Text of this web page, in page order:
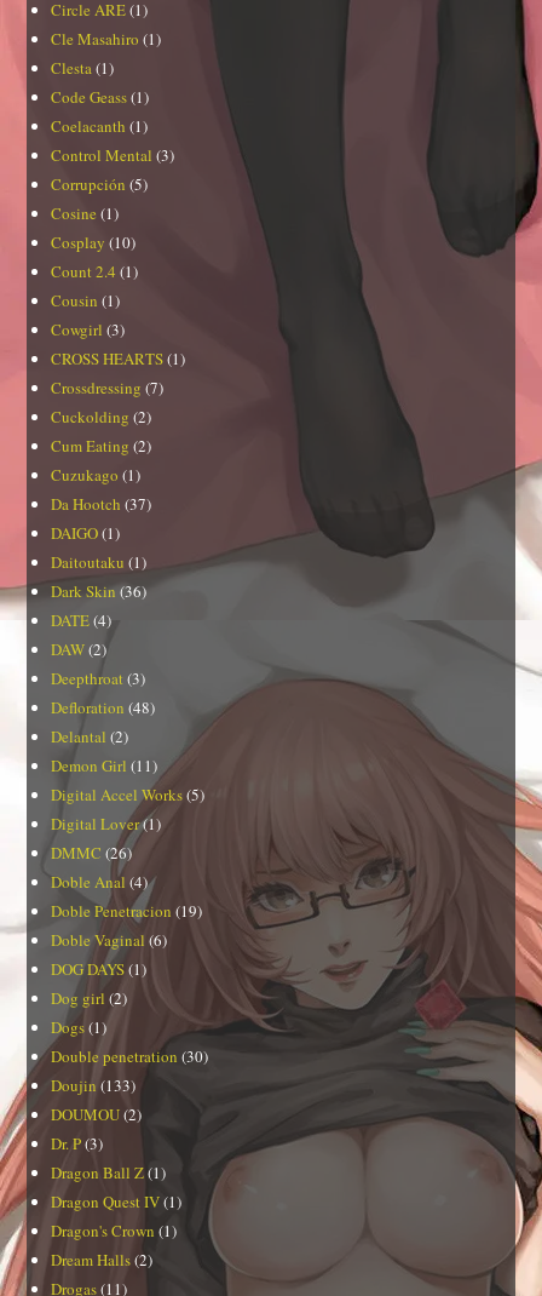
Circle ARE(1)
Cle Masahiro (1)
Clesta(1)
Code Geass(1)
Coelacanth (1)
Control Mental (3)
Corrupción (5)
Cosine (1)
Cosplay (10)
Count 2.4 (1)
Cousin (1)
Cowgirl (3)
CROSS HEARTS(1)
Crossdressing (7)
Cuckolding (2)
Cum Eating (2)
Cuzukago (1)
Da Hootch (37)
DAIGO(1)
Daitoutaku (1)
Dark Skin(36)
DATE(4)
DAW(2)
Deepthroat (3)
Defloration (48)
Delantal (2)
Demon Girl (11)
Digital Accel Works(5)
Digital Lover(1)
DMMC (26)
Doble Anal (4)
Doble Penetracion (19)
Doble Vaginal (6)
DOG DAYS(1)
Dog girl (2)
Dogs(1)
Double penetration (30)
Doujin (133)
DOUMOU(2)
Dr. P(3)
Dragon Ball Z(1)
Dragon Quest IV(1)
Dragon's Crown (1)
Dream Halls(2)
Drogas(11)